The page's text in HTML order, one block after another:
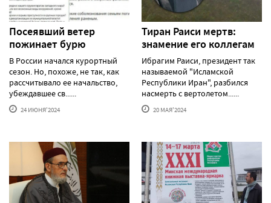
Посеявший ветер
пожинает бурю
В России начался курортный
сезон. Но, похоже, не так, как
рассчитывало ее начальство,
убеждавшее св......
24 ИЮНЯ'2024
Тиран Раиси мертв:
знамение его коллегам
Ибрагим Раиси, президент так
называемой "Исламской
Республики Иран", разбился
насмерть с вертолетом......
20 МАЯ'2024